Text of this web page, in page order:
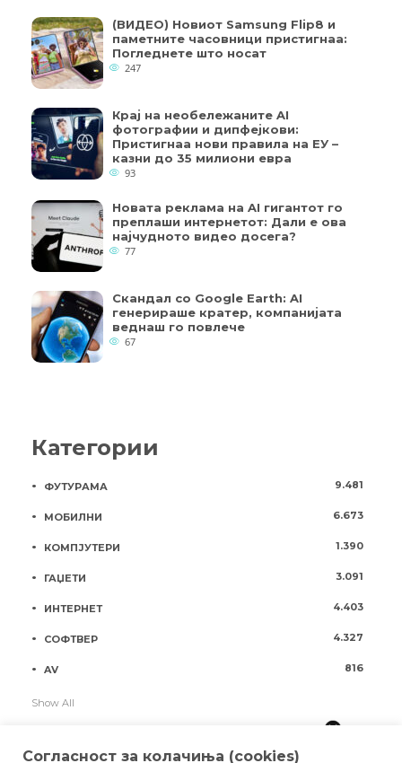
(ВИДЕО) Новиот Samsung Flip8 и
паметните часовници пристигнаа:
Погледнете што носат
247
Крај на необележаните AI
фотографии и дипфејкови:
Пристигнаа нови правила на ЕУ –
казни до 35 милиони евра
93
Новата реклама на AI гигантот го
преплаши интернетот: Дали е ова
најчудното видео досега?
77
Скандал со Google Earth: AI
генерираше кратер, компанијата
веднаш го повлече
67
Категории
ФУТУРАМА 9.481
МОБИЛНИ 6.673
КОМПЈУТЕРИ 1.390
ГАЏЕТИ 3.091
ИНТЕРНЕТ 4.403
СОФТВЕР 4.327
AV 816
Show All
Согласност за колачиња (cookies)